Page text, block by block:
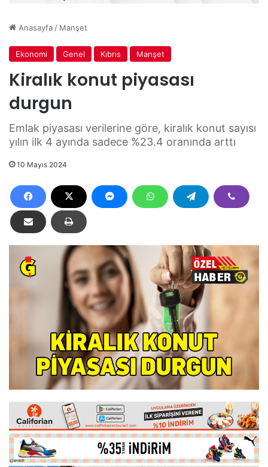
Anasayfa/ Manşet
Ekonomi Genel Kıbrıs Manşet
Kiralık konut piyasası
durgun
Emlak piyasası verilerine göre, kiralık konut sayısı
yılın ilk 4 ayında sadece %23.4 oranında arttı
10 Mayıs 2024